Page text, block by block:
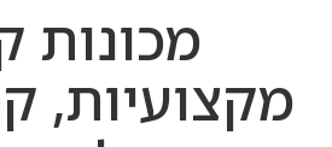
מכונות
מקצועיות,